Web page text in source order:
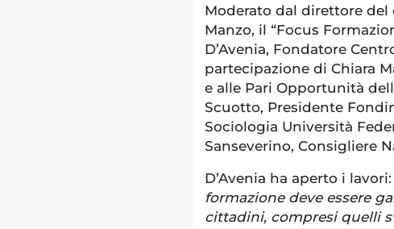
Moderato dal direttore del
Manzo, il “Focus
D’Avenia, Fondatore
partecipazione di Chiara
e alle Pari Opportunità
Scuotto, Presidente
Sociologia Università
Sanseverino, Consigliere
D’Avenia ha aperto i lavori:
formazione deve essere
cittadini, compresi quelli